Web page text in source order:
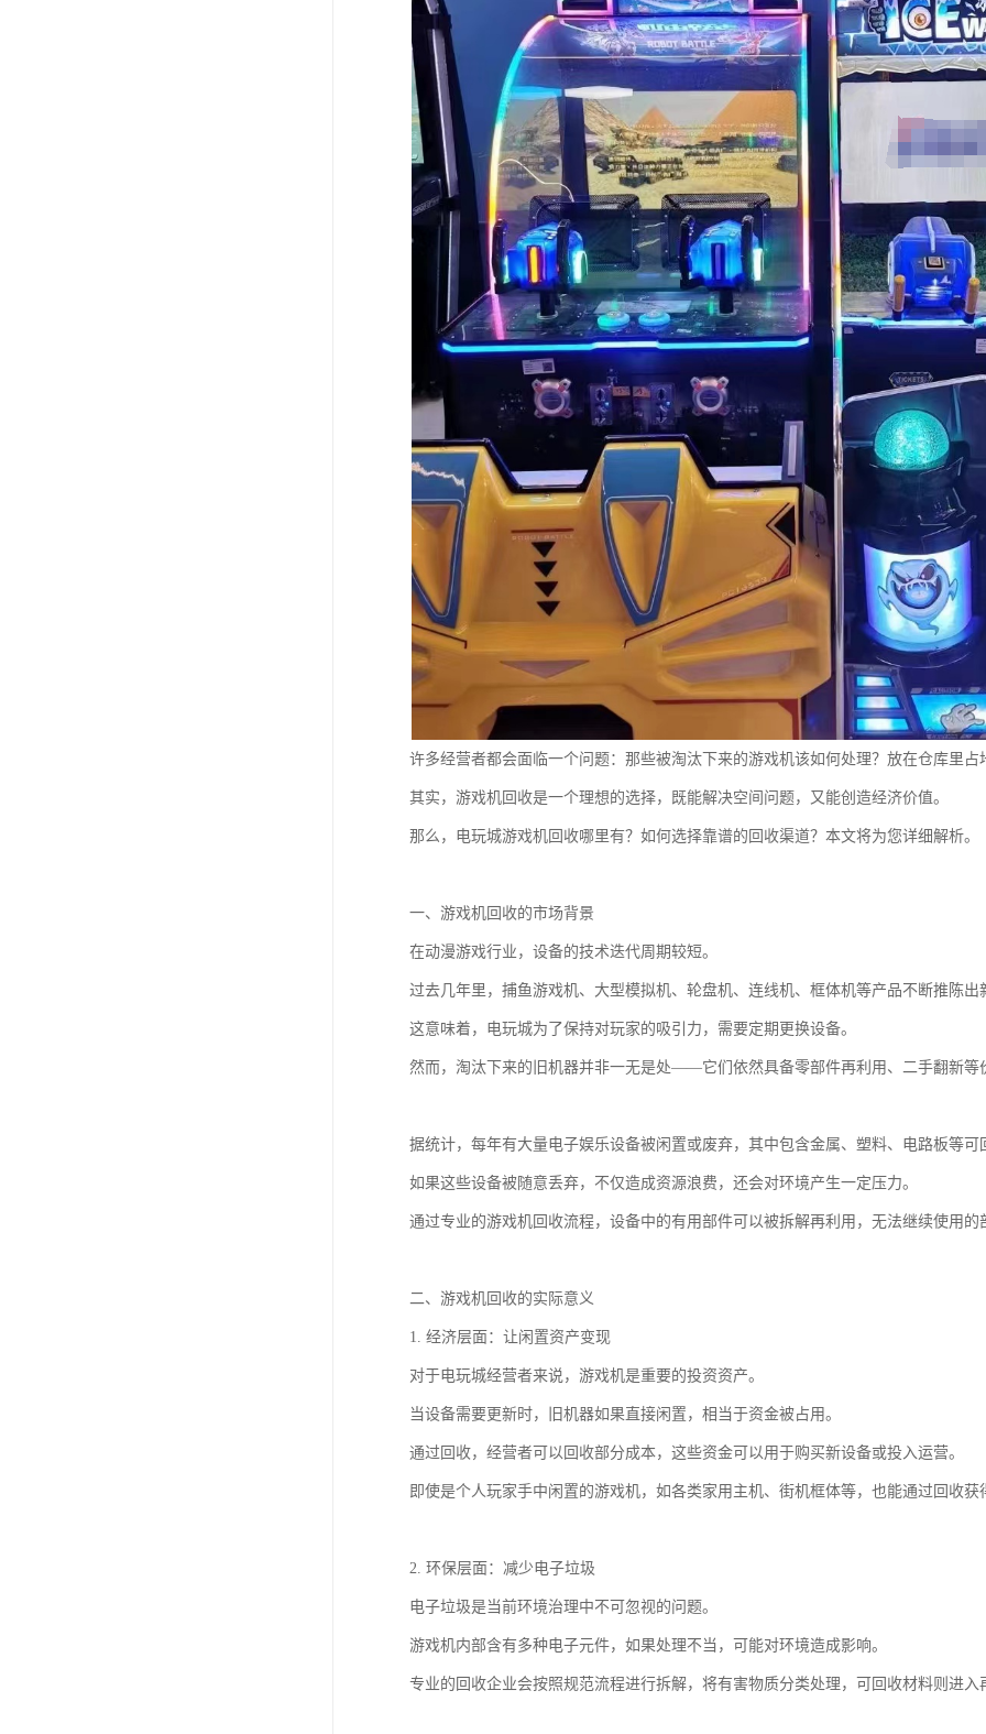
许多经营者都会面临一个问题：那些被淘汰下来的游戏机该如何处理？放在仓库里
其实，游戏机回收是一个理想的选择，既能解决空间问题，又能创造经济价值。
那么，电玩城游戏机回收哪里有？如何选择靠谱的回收渠道？本文将为您详细解析。
一、游戏机回收的市场背景
在动漫游戏行业，设备的技术迭代周期较短。
过去几年里，捕鱼游戏机、大型模拟机、轮盘机、连线机、框体机等产品不断推陈
这意味着，电玩城为了保持对玩家的吸引力，需要定期更换设备。
然而，淘汰下来的旧机器并非一无是处——它们依然具备零部件再利用、二手翻新等
据统计，每年有大量电子娱乐设备被闲置或废弃，其中包含金属、塑料、电路板等可
如果这些设备被随意丢弃，不仅造成资源浪费，还会对环境产生一定压力。
通过专业的游戏机回收流程，设备中的有用部件可以被拆解再利用，无法继续使用的
二、游戏机回收的实际意义
1. 经济层面：让闲置资产变现
对于电玩城经营者来说，游戏机是重要的投资资产。
当设备需要更新时，旧机器如果直接闲置，相当于资金被占用。
通过回收，经营者可以回收部分成本，这些资金可以用于购买新设备或投入运营。
即使是个人玩家手中闲置的游戏机，如各类家用主机、街机框体等，也能通过回收获
2. 环保层面：减少电子垃圾
电子垃圾是当前环境治理中不可忽视的问题。
游戏机内部含有多种电子元件，如果处理不当，可能对环境造成影响。
专业的回收企业会按照规范流程进行拆解，将有害物质分类处理，可回收材料则进